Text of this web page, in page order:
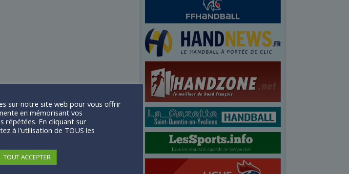
sur notre site web pour vous offrir
en mémorisant vos
répétées. En cliquant sur
à l'utilisation de TOUS les
TOUT ACCEPTER